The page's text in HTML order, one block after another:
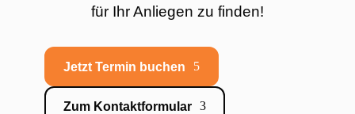
für Ihr Anliegen zu finden!
Jetzt Termin buchen
Zum Kontaktformular